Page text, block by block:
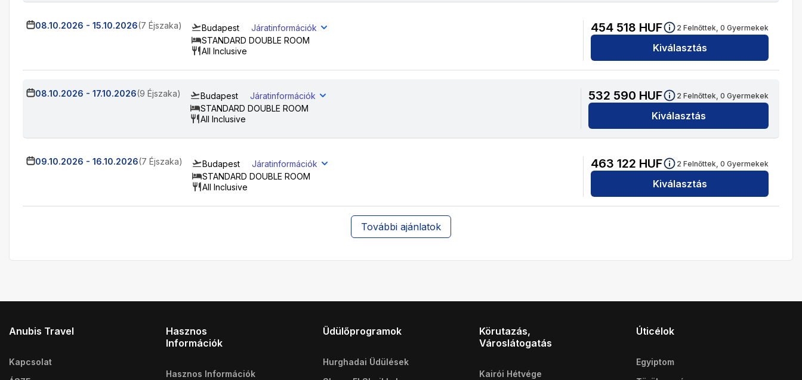
08.10.2026 - 15.10.2026(7 Éjszaka) Budapest
Járatinformációk
STANDARD DOUBLE ROOM
All Inclusive
454 518 HUF 2 Felnőttek, 0 Gyermekek
Kiválasztás
08.10.2026 - 17.10.2026(9 Éjszaka) Budapest
Járatinformációk
STANDARD DOUBLE ROOM
All Inclusive
532 590 HUF 2 Felnőttek, 0 Gyermekek
Kiválasztás
09.10.2026 - 16.10.2026(7 Éjszaka) Budapest
Járatinformációk
STANDARD DOUBLE ROOM
All Inclusive
463 122 HUF 2 Felnőttek, 0 Gyermekek
Kiválasztás
További ajánlatok
Anubis Travel
Kapcsolat
Hasznos
Információk
Hasznos Információk
Üdülőprogramok
Hurghadai Üdülések
Körutazás,
Városlátogatás
Kairói Hétvége
Úticélok
Egyiptom